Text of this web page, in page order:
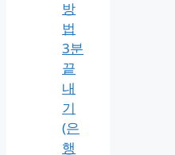
방
법
3분
끝
내
기
(은
행